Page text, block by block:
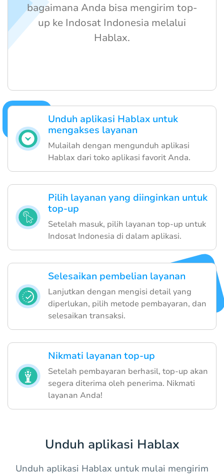
Unduh aplikasi Hablax untuk
mengakses layanan
Mulailah dengan mengunduh aplikasi
Hablax dari toko aplikasi favorit Anda.
Pilih layanan yang diinginkan untuk
top-up
Setelah masuk, pilih layanan top-up untuk
Indosat Indonesia di dalam aplikasi.
Selesaikan pembelian layanan
Lanjutkan dengan mengisi detail yang
diperlukan, pilih metode pembayaran, dan
selesaikan transaksi.
Nikmati layanan top-up
Setelah pembayaran berhasil, top-up akan
segera diterima oleh penerima. Nikmati
layanan Anda!
bagaimana Anda bisa mengirim top-
up ke Indosat Indonesia melalui
Hablax.
Unduh aplikasi Hablax
Unduh aplikasi Hablax untuk mulai mengirim